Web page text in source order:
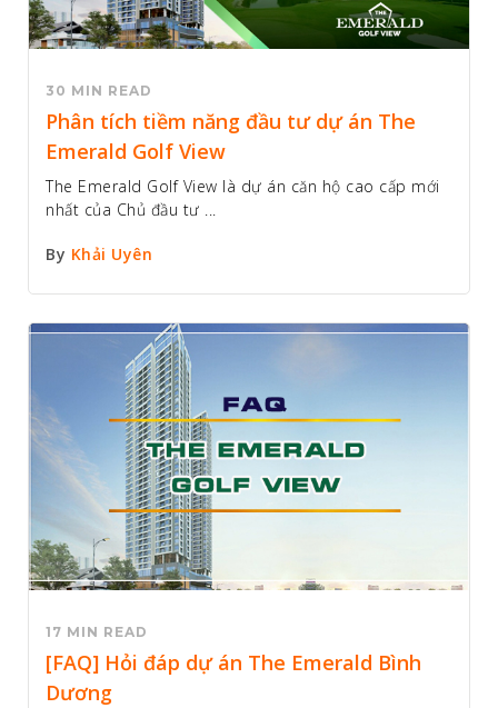
30 MIN READ
Phân tích tiềm năng đầu tư dự án The
Emerald Golf View
The Emerald Golf View là dự án căn hộ cao cấp mới
nhất của Chủ đầu tư ...
By Khải Uyên
17 MIN READ
[FAQ] Hỏi đáp dự án The Emerald Bình
Dương